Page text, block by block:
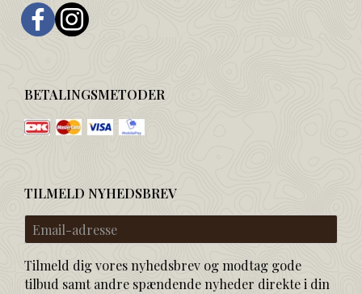
BETALINGSMETODER
TILMELD NYHEDSBREV
Email-
adresse
Tilmeld dig vores nyhedsbrev og modtag gode
tilbud samt andre spændende nyheder direkte i din